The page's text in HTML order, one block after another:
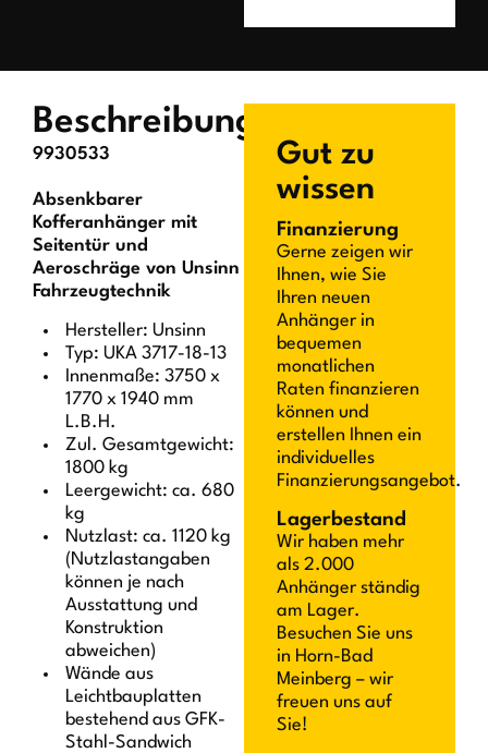
Beschreibung
9930533
Absenkbarer
Kofferanhänger mit
Seitentür und
Aeroschräge von Unsinn
Fahrzeugtechnik
Hersteller: Unsinn
Typ: UKA 3717-18-13
Innenmaße: 3750 x
1770 x 1940 mm
L.B.H.
Zul. Gesamtgewicht:
1800 kg
Leergewicht: ca. 680
kg
Nutzlast: ca. 1120 kg
(Nutzlastangaben
können je nach
Ausstattung und
Konstruktion
abweichen)
Wände aus
Leichtbauplatten
bestehend aus GFK-
Stahl-Sandwich
Gut zu
wissen
Finanzierung
Gerne zeigen wir
Ihnen, wie Sie
Ihren neuen
Anhänger in
bequemen
monatlichen
Raten finanzieren
können und
erstellen Ihnen ein
individuelles
Finanzierungsangebot.
Lagerbestand
Wir haben mehr
als 2.000
Anhänger ständig
am Lager.
Besuchen Sie uns
in Horn-Bad
Meinberg – wir
freuen uns auf
Sie!